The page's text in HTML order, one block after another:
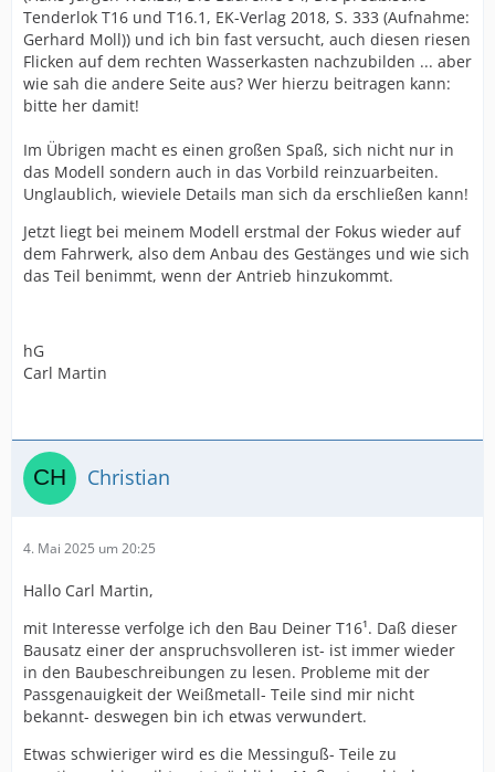
Tenderlok T16 und T16.1, EK-Verlag 2018, S. 333 (Aufnahme:
Gerhard Moll)) und ich bin fast versucht, auch diesen riesen
Flicken auf dem rechten Wasserkasten nachzubilden ... aber
wie sah die andere Seite aus? Wer hierzu beitragen kann:
bitte her damit!
Im Übrigen macht es einen großen Spaß, sich nicht nur in
das Modell sondern auch in das Vorbild reinzuarbeiten.
Unglaublich, wieviele Details man sich da erschließen kann!
Jetzt liegt bei meinem Modell erstmal der Fokus wieder auf
dem Fahrwerk, also dem Anbau des Gestänges und wie sich
das Teil benimmt, wenn der Antrieb hinzukommt.
hG
Carl Martin
Christian
4. Mai 2025 um 20:25
Hallo Carl Martin,
mit Interesse verfolge ich den Bau Deiner T16¹. Daß dieser
Bausatz einer der anspruchsvolleren ist- ist immer wieder
in den Baubeschreibungen zu lesen. Probleme mit der
Passgenauigkeit der Weißmetall- Teile sind mir nicht
bekannt- deswegen bin ich etwas verwundert.
Etwas schwieriger wird es die Messinguß- Teile zu